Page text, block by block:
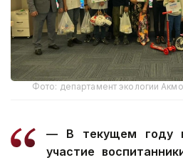
Фото: департамент экологии
— В текущем году в
участие